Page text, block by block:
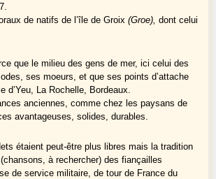
me garderai bien de trancher, c’est une question
entre occitans / pas occitans en Provence
est produit des séries et détruit les groupes
questions de nationalité deviennent apparemment
temps le besoin d’appartenance reparaît
que l’on est souvent déraciné sans être
de natifs de l’île de Groix(Groe), dont celui
que le milieu des gens de mer, ici celui des
ses moeurs, et que ses points d’attache
d’Yeu, La Rochelle, Bordeaux.
anciennes, comme chez les paysans de
avantageuses, solides, durables.
étaient peut-être plus libres mais la tradition
à rechercher) des fiançailles
de service militaire, de tour de France du